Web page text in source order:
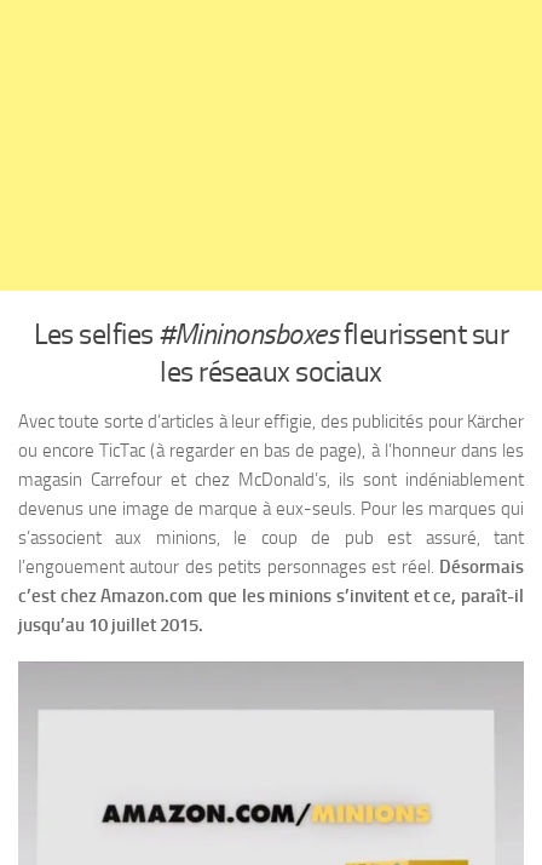
Les selfies #Mininonsboxesfleurissent sur
les réseaux sociaux
Avec toute sorte d’articles à leur effigie, des publicités pour Kärcher
ou encore TicTac (à regarder en bas de page), à l’honneur dans les
magasin Carrefour et chez McDonald’s, ils sont indéniablement
devenus une image de marque à eux-seuls. Pour les marques qui
s’associent aux minions, le coup de pub est assuré, tant
l’engouement autour des petits personnages est réel. Désormais
c’est chez Amazon.com que les minions s’invitent et ce, paraît-il
jusqu’au 10 juillet 2015.